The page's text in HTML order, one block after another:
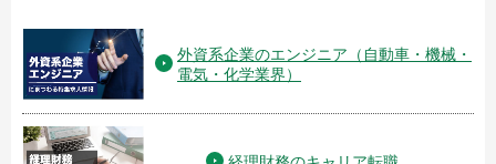
外資系企業のエンジニア（自動車・機械・
電気・化学業界）